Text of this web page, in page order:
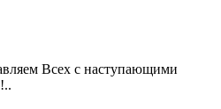
Всех с наступающими